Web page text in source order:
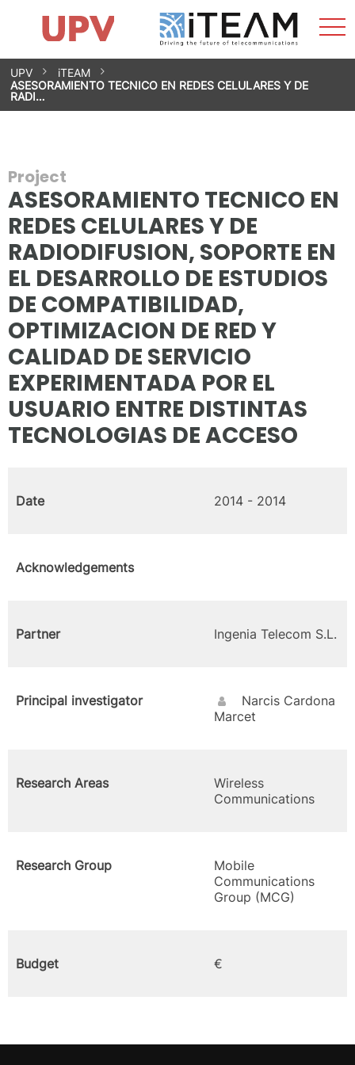
Skip
content
Research Impact
Research Groups
Facilities
Spin-offs
Contact
Internships
News
Equality Unit
UPV
iTEAM
ASESORAMIENTO TECNICO EN REDES CELULARES Y DE
RADI…
Project
ASESORAMIENTO TECNICO EN
REDES CELULARES Y DE
RADIODIFUSION, SOPORTE EN
EL DESARROLLO DE ESTUDIOS
DE COMPATIBILIDAD,
OPTIMIZACION DE RED Y
CALIDAD DE SERVICIO
EXPERIMENTADA POR EL
USUARIO ENTRE DISTINTAS
TECNOLOGIAS DE ACCESO
Date 2014 - 2014
Acknowledgements
Partner Ingenia Telecom S.L.
Principal investigator
Narcis Cardona
Marcet
Research Areas
Wireless
Communications
Research Group
Mobile
Communications
Group (MCG)
Budget €